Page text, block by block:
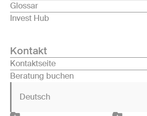
Glossar
Invest Hub
Kontakt
Kontaktseite
Beratung buchen
Deutsch